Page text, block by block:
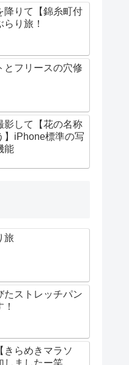
降りて【錦糸町付
り旅！
とフリースの穴修
影して【花の名称
】iPhone標準の写
能
旅
たストレッチパン
きらめきマラソ